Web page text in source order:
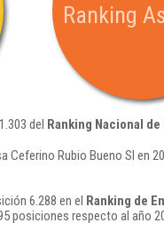
Ranking
del Ranking Nacional
Ceferino Rubio Bueno Sl en
6.288 en el Ranking de
posiciones respecto al año